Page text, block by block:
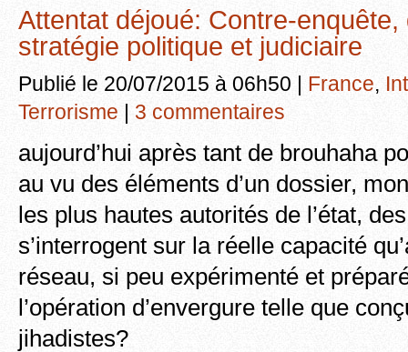
Attentat déjoué: Contre-
stratégie politique et judiciaire
Publié le 20/07/2015 à 06h50 | France,
Terrorisme | 3 commentaires
aujourd’hui après tant de brouhaha
au vu des éléments d’un dossier,
les plus hautes autorités de l’état,
s’interrogent sur la réelle capacité
réseau, si peu expérimenté et
l’opération d’envergure telle que
jihadistes?